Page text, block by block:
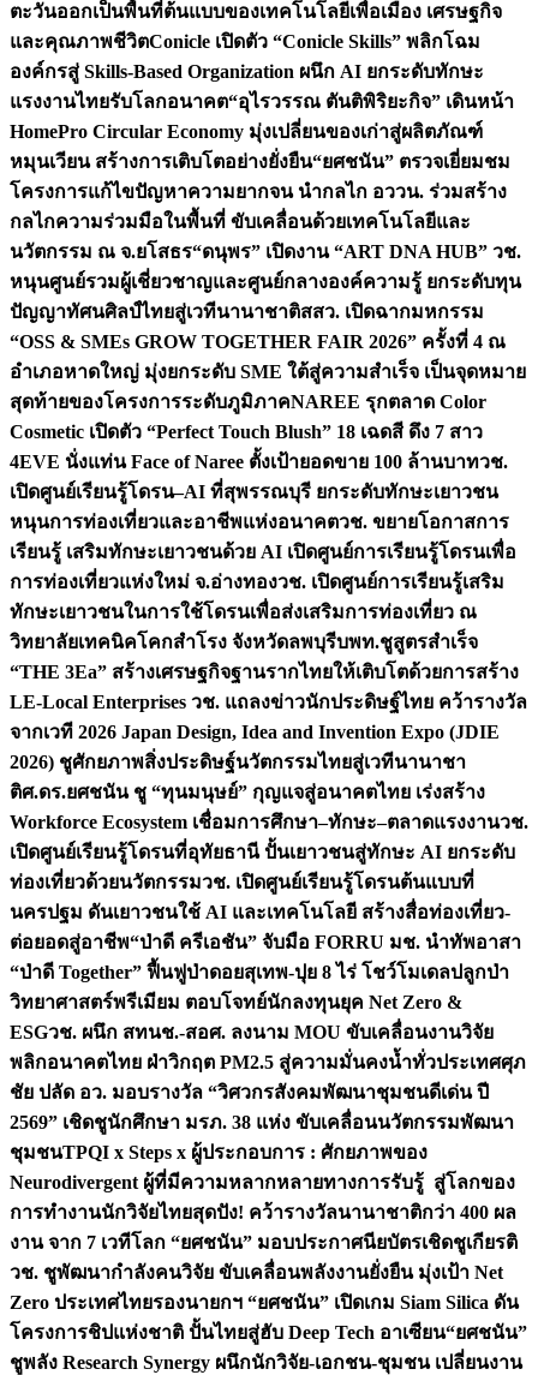
ตะวันออกเป็นพื้นที่ต้นแบบของเทคโนโลยีเพื่อเมือง เศรษฐกิจ
และคุณภาพชีวิตConicle เปิดตัว “Conicle Skills” พลิกโฉม
องค์กรสู่ Skills-Based Organization ผนึก AI ยกระดับทักษะ
แรงงานไทยรับโลกอนาคต“อุไรวรรณ ตันติพิริยะกิจ” เดินหน้า
HomePro Circular Economy มุ่งเปลี่ยนของเก่าสู่ผลิตภัณฑ์
หมุนเวียน สร้างการเติบโตอย่างยั่งยืน“ยศชนัน” ตรวจเยี่ยมชม
โครงการแก้ไขปัญหาความยากจน นำกลไก อววน. ร่วมสร้าง
กลไกความร่วมมือในพื้นที่ ขับเคลื่อนด้วยเทคโนโลยีและ
นวัตกรรม ณ จ.ยโสธร“ดนุพร” เปิดงาน “ART DNA HUB” วช.
หนุนศูนย์รวมผู้เชี่ยวชาญและศูนย์กลางองค์ความรู้ ยกระดับทุน
ปัญญาทัศนศิลป์ไทยสู่เวทีนานาชาติสสว. เปิดฉากมหกรรม
“OSS & SMEs GROW TOGETHER FAIR 2026” ครั้งที่ 4 ณ
อำเภอหาดใหญ่ มุ่งยกระดับ SME ใต้สู่ความสำเร็จ เป็นจุดหมาย
สุดท้ายของโครงการระดับภูมิภาคNAREE รุกตลาด Color
Cosmetic เปิดตัว “Perfect Touch Blush” 18 เฉดสี ดึง 7 สาว
4EVE นั่งแท่น Face of Naree ตั้งเป้ายอดขาย 100 ล้านบาทวช.
เปิดศูนย์เรียนรู้โดรน–AI ที่สุพรรณบุรี ยกระดับทักษะเยาวชน
หนุนการท่องเที่ยวและอาชีพแห่งอนาคตวช. ขยายโอกาสการ
เรียนรู้ เสริมทักษะเยาวชนด้วย AI เปิดศูนย์การเรียนรู้โดรนเพื่อ
การท่องเที่ยวแห่งใหม่ จ.อ่างทองวช. เปิดศูนย์การเรียนรู้เสริม
ทักษะเยาวชนในการใช้โดรนเพื่อส่งเสริมการท่องเที่ยว ณ
วิทยาลัยเทคนิคโคกสำโรง จังหวัดลพบุรีบพท.ชูสูตรสำเร็จ
“THE 3Ea” สร้างเศรษฐกิจฐานรากไทยให้เติบโตด้วยการสร้าง
LE-Local Enterprises วช. แถลงข่าวนักประดิษฐ์ไทย คว้ารางวัล
จากเวที 2026 Japan Design, Idea and Invention Expo (JDIE
2026) ชูศักยภาพสิ่งประดิษฐ์นวัตกรรมไทยสู่เวทีนานาชา
ติศ.ดร.ยศชนัน ชู “ทุนมนุษย์” กุญแจสู่อนาคตไทย เร่งสร้าง
Workforce Ecosystem เชื่อมการศึกษา–ทักษะ–ตลาดแรงงานวช.
เปิดศูนย์เรียนรู้โดรนที่อุทัยธานี ปั้นเยาวชนสู่ทักษะ AI ยกระดับ
ท่องเที่ยวด้วยนวัตกรรมวช. เปิดศูนย์เรียนรู้โดรนต้นแบบที่
นครปฐม ดันเยาวชนใช้ AI และเทคโนโลยี สร้างสื่อท่องเที่ยว-
ต่อยอดสู่อาชีพ“ป่าดี ครีเอชัน” จับมือ FORRU มช. นำทัพอาสา
“ป่าดี Together” ฟื้นฟูป่าดอยสุเทพ-ปุย 8 ไร่ โชว์โมเดลปลูกป่า
วิทยาศาสตร์พรีเมียม ตอบโจทย์นักลงทุนยุค Net Zero &
ESGวช. ผนึก สทนช.-สอศ. ลงนาม MOU ขับเคลื่อนงานวิจัย
พลิกอนาคตไทย ฝ่าวิกฤต PM2.5 สู่ความมั่นคงน้ำทั่วประเทศศุภ
ชัย ปลัด อว. มอบรางวัล “วิศวกรสังคมพัฒนาชุมชนดีเด่น ปี
2569” เชิดชูนักศึกษา มรภ. 38 แห่ง ขับเคลื่อนนวัตกรรมพัฒนา
ชุมชนTPQI x Steps x ผู้ประกอบการ : ศักยภาพของ
Neurodivergent ผู้ที่มีความหลากหลายทางการรับรู้ สู่โลกของ
การทำงานนักวิจัยไทยสุดปัง! คว้ารางวัลนานาชาติกว่า 400 ผล
งาน จาก 7 เวทีโลก “ยศชนัน” มอบประกาศนียบัตรเชิดชูเกียรติ
วช. ชูพัฒนากำลังคนวิจัย ขับเคลื่อนพลังงานยั่งยืน มุ่งเป้า Net
Zero ประเทศไทยรองนายกฯ “ยศชนัน” เปิดเกม Siam Silica ดัน
โครงการชิปแห่งชาติ ปั้นไทยสู่ฮับ Deep Tech อาเซียน“ยศชนัน”
ชูพลัง Research Synergy ผนึกนักวิจัย-เอกชน-ชุมชน เปลี่ยนงาน